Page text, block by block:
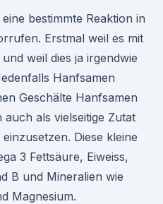
bestimmte Reaktion in
Erstmal weil es mit
weil dies ja irgendwie
Hanfsamen
Geschälte Hanfsamen
als vielseitige Zutat
Diese kleine
3 Fettsäure, Eiweiss,
B und Mineralien wie
Magnesium.